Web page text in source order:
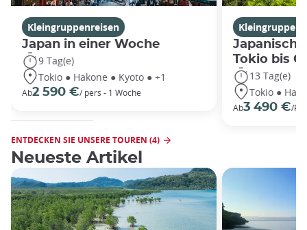
Kleingruppenreisen
Japan in einer Woche
9 Tag(e)
Tokio ● Hakone ● Kyoto ● +1
Ab2 590 €/ pers - 1 Woche
Tokio bis
13 Tag(e)
Tokio ●
Ab3 490 €/
ENTDECKEN SIE UNSERE TOUREN (4)
Neueste Artikel